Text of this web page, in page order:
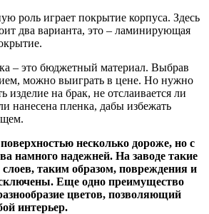
роль играет покрытие корпуса. Здесь
два варианта, это – ламинирующая
– это бюджетный материал. Выбрав
можно выиграть в цене. Но нужно
изделие на брак, не отслаивается ли
нанесена пленка, дабы избежать
несколько дороже, но с
намного надежней. На заводе такие
таким образом, повреждения и
Еще одно преимущество
цветов, позволяющий
интерьер.